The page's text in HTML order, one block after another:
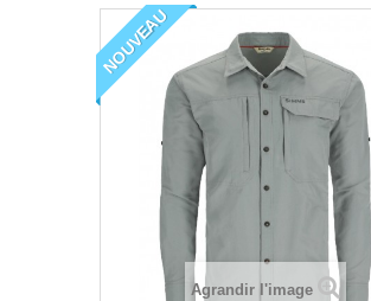
NOUVEAU
Agrandir l'image